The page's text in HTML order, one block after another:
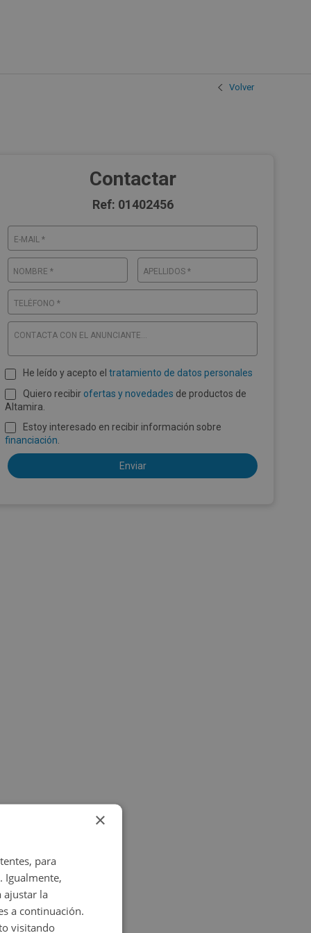
Volver
Contactar
Ref: 01402456
E-MAIL *
NOMBRE * APELLIDOS *
TELÉFONO *
CONTACTA CON EL ANUNCIANTE...
He leído y acepto el tratamiento de datos personales
Quiero recibir ofertas y novedades de productos de
Altamira.
Estoy interesado en recibir información sobre
financiación.
×
para
Igualmente,
ajustar la
a continuación.
visitando